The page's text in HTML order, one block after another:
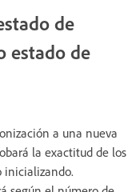
de
estado de
a una nueva
la exactitud de los
inicializando.